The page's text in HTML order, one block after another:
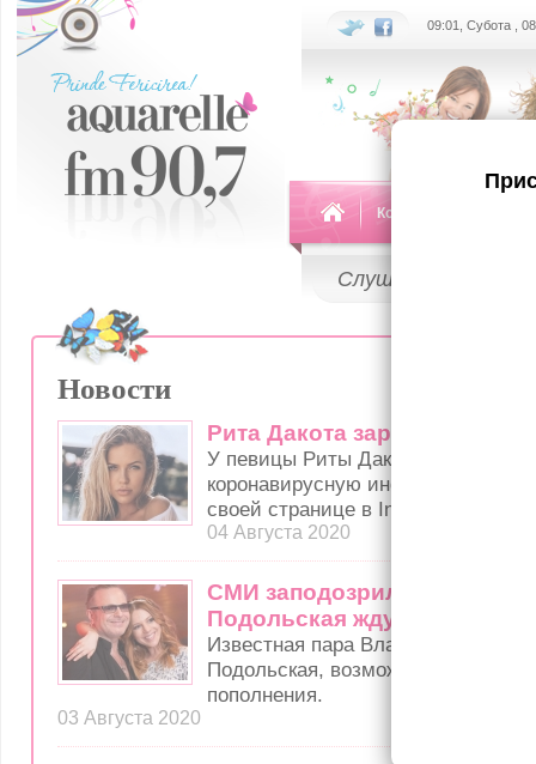
09:01, Субота ,
Команда
Слушай
Новости
Рита Дакота заразилась
У певицы Риты Дакоты медики
коронавирусную инфекцию, о чем
своей странице в Instagram.
04 Августа 2020
СМИ заподозрили, что
Подольская ждут второго
Известная пара Владимир
Подольская, возможно, вскоре
пополнения.
03 Августа 2020